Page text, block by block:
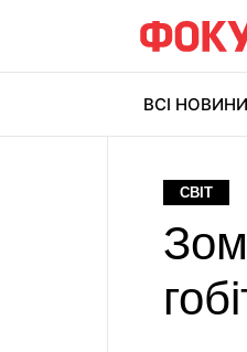
ВСІ НОВИНИ
СВІТ